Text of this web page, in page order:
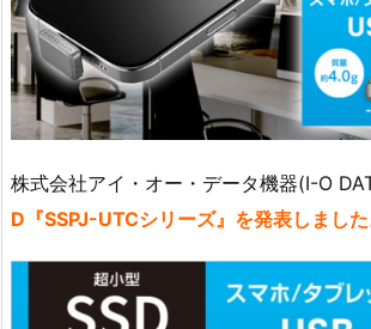
株式会社アイ・オー・データ機器(I-O
D『SSPJ-UTCシリーズ』を発表しました